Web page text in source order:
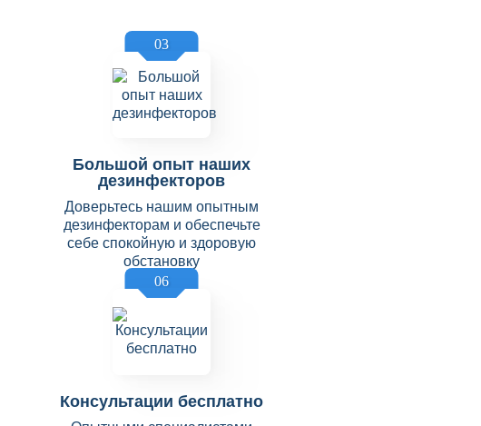
03
Большой опыт наших
дезинфекторов
Доверьтесь нашим опытным
дезинфекторам и обеспечьте
себе спокойную и здоровую
обстановку
06
Консультации бесплатно